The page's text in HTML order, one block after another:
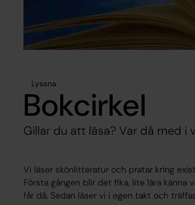
Lyssna
Bokcirkel
Gillar du att läsa? Var då med i
Vi läser skönlitteratur och pratar kring
Första gången blir det fika, lite lära
får då. Sedan läser vi i egen takt och